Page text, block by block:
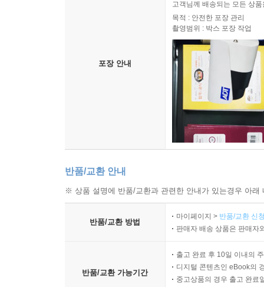
포장 안내
고객님께 배송되는 모든 상
목적 : 안전한 포장 관리
촬영범위 : 박스 포장 작업
반품/교환 안내
※ 상품 설명에 반품/교환과 관련한 안내가 있는경우 아
반품/교환 방법
마이페이지 > 반품/교환 신
판매자 배송 상품은 판매자
반품/교환 가능기간
출고 완료 후 10일 이내의
디지털 콘텐츠인 eBook의
중고상품의 경우 출고 완료